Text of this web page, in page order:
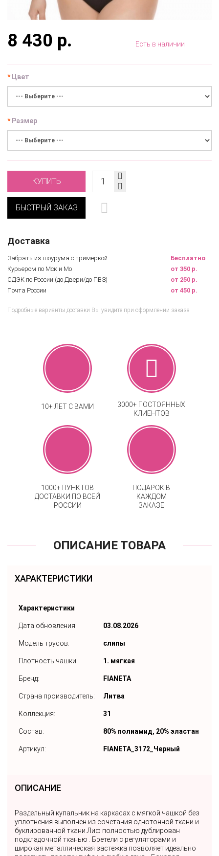
8 430 р. Есть в наличии
Цвет
Размер
КУПИТЬ
БЫСТРЫЙ ЗАКАЗ
Доставка
Забрать из шоурума с примеркой
Бесплатно
Курьером по Мск и Мо
от 350 р.
СДЭК по России (до Двери/до ПВЗ)
от 250 р.
Почта России
от 450 р.
Подробные варианты доставки Вы увидите при оформлении заказа
10+ ЛЕТ С ВАМИ
3000+ ПОСТОЯННЫХ
КЛИЕНТОВ
1000+ ПУНКТОВ
ДОСТАВКИ ПО ВСЕЙ
РОССИИ
ПОДАРОК В
КАЖДОМ
ЗАКАЗЕ
ОПИСАНИЕ ТОВАРА
ХАРАКТЕРИСТИКИ
Характеристики
Дата обновления: 03.08.2026
Модель трусов: слипы
Плотность чашки: 1. мягкая
Бренд: FIANETA
Страна производитель: Литва
Коллекция: 31
Состав: 80% полиамид, 20% эластан
Артикул: FIANETA_3172_Черный
ОПИСАНИЕ
Раздельный купальник на каркасах с мягкой чашкой без
уплотнения выполнен из сочетания однотонной ткани и
буклированной ткани.Лиф полностью дублирован
подкладочной тканью . Бретели с регуляторами и
широкая металлическая застежка позволяет идеально